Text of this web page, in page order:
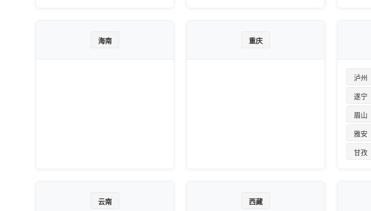
海南 重庆
泸州
遂宁
眉山
雅安
甘孜
云南 西藏